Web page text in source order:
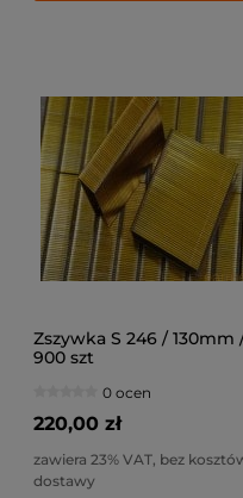
Zszywka S 246 / 130mm
900 szt
0 ocen
220,00 zł
zawiera 23% VAT, bez
dostawy